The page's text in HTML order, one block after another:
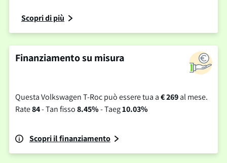
Scopri di più
Finanziamento su misura
Questa Volkswagen T-Roc può essere tua a€ 269al mese.
Rate84- Tan fisso8.45%- Taeg10.03%
Scopri il finanziamento